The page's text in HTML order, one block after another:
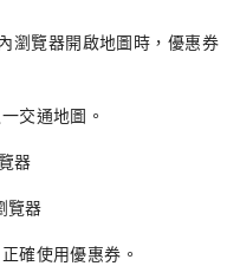
瀏覽器開啟地圖時，優惠券
交通地圖。
器
覽器
確使用優惠券。